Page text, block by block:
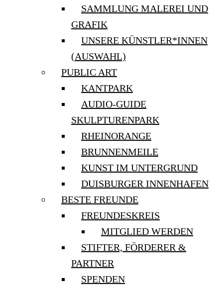
SAMMLUNG MALEREI UND
GRAFIK
UNSERE KÜNSTLER*INNEN
(AUSWAHL)
PUBLIC ART
KANTPARK
AUDIO-GUIDE
SKULPTURENPARK
RHEINORANGE
BRUNNENMEILE
KUNST IM UNTERGRUND
DUISBURGER INNENHAFEN
BESTE FREUNDE
FREUNDESKREIS
MITGLIED WERDEN
STIFTER, FÖRDERER &
PARTNER
SPENDEN